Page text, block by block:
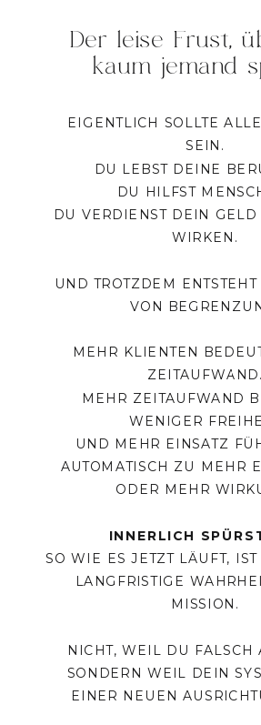
EIGENTLICH SOLLTE
SEIN.
DU LEBST DEINE
DU HILFST
DU VERDIENST DEIN
WIRKEN.
UND TROTZDEM
VON
MEHR KLIENTEN
ZEITAUFWAND.
MEHR ZEITAUFWAND
WENIGER
UND MEHR EINSATZ
AUTOMATISCH ZU MEHR
ODER MEHR
INNERLICH
SO WIE ES JETZT LÄUFT,
LANGFRISTIGE
MISSION.
NICHT, WEIL DU FALSCH
SONDERN WEIL DEIN
EINER NEUEN
Der leise Frust,
kaum jemand